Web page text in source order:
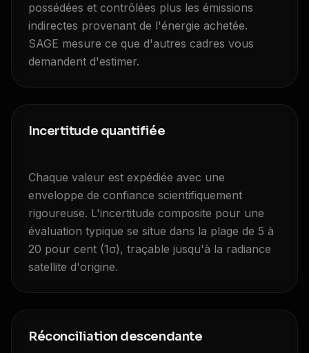
possédées et contrôlées plus les émissions
indirectes provenant de l'énergie achetée.
SAGE mesure ce que d'autres cadres vous
demandent d'estimer.
Incertitude quantifiée
Chaque valeur est expédiée avec une
enveloppe de confiance scientifiquement
rigoureuse. L'incertitude composite pour une
évaluation typique se situe dans la plage de 5 à
20 pour cent (1σ), traçable jusqu'à la radiance
satellite d'origine.
Réconciliation descendante